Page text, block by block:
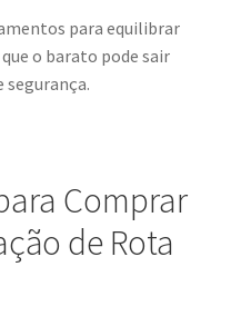
para equilibrar
o barato pode sair
segurança.
Comprar
de Rota